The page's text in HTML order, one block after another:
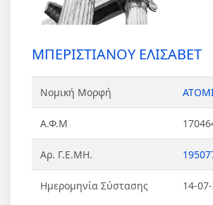
ΜΠΕΡΙΣΤΙΑΝΟΥ ΕΛΙΣΑΒΕΤ
Νομική Μορφή
Α.Φ.Μ
Αρ. Γ.Ε.ΜΗ.
Ημερομηνία Σύστασης 14-